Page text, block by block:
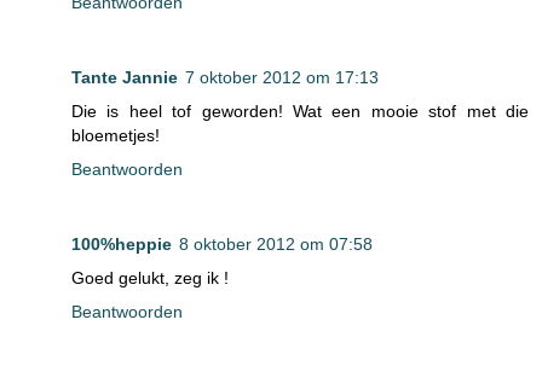
Tante Jannie 7 oktober 2012 om 17:13
Die is heel tof geworden! Wat een mooie stof met die
bloemetjes!
Beantwoorden
100%heppie 8 oktober 2012 om 07:58
Goed gelukt, zeg ik !
Beantwoorden